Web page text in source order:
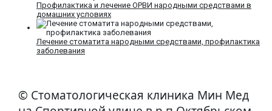
Профилактика и лечение ОРВИ народными средствами в
домашних условиях
Лечение стоматита народными средствами, профилактика
заболевания
© Стоматологическая клиника Мин Мед